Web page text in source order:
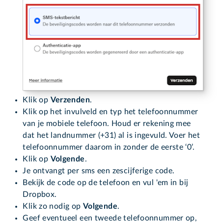
Klik op Verzenden.
Klik op het invulveld en typ het telefoonnummer
van je mobiele telefoon. Houd er rekening mee
dat het landnummer (+31) al is ingevuld. Voer het
telefoonnummer daarom in zonder de eerste ‘0’.
Klik op Volgende.
Je ontvangt per sms een zescijferige code.
Bekijk de code op de telefoon en vul 'em in bij
Dropbox.
Klik zo nodig op Volgende.
Geef eventueel een tweede telefoonnummer op,